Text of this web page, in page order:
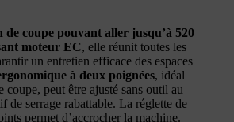
de coupe pouvant aller jusqu’à 520
moteur EC, elle réunit toutes les
un entretien efficace des espaces
à deux poignées, idéal
coupe, peut être ajusté sans outil au
de serrage rabattable. La réglette de
permet d’accrocher la machine.